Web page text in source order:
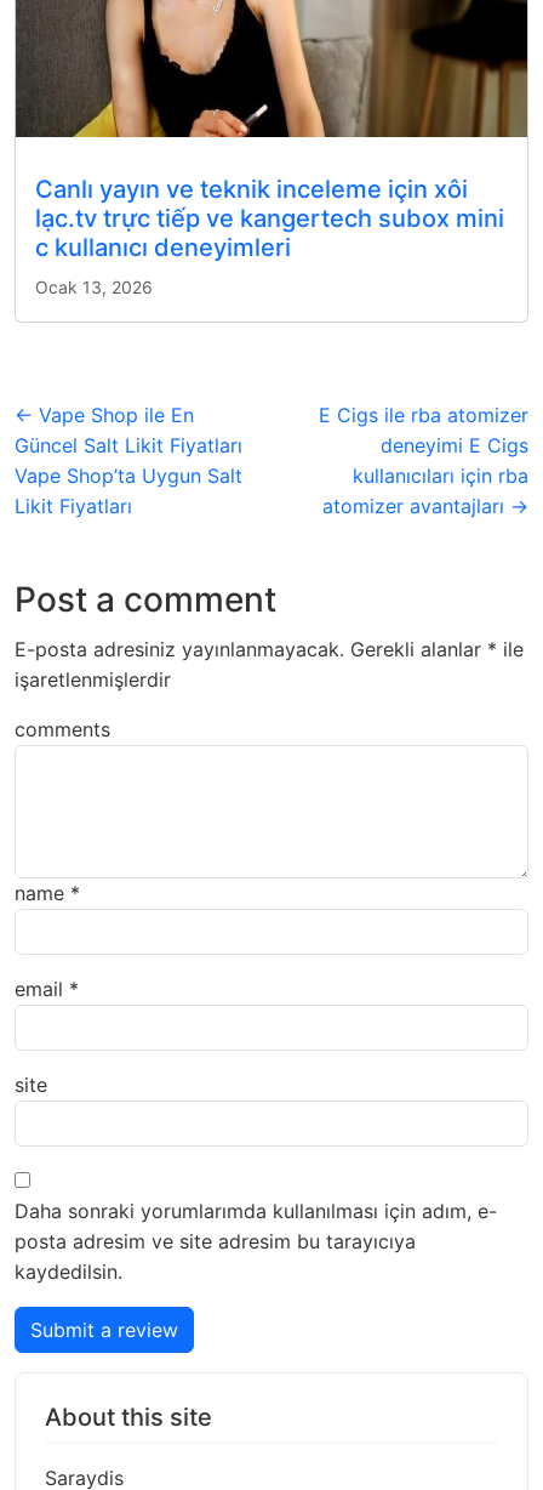
Canlı yayın ve teknik inceleme için xôi
lạc.tv trực tiếp ve kangertech subox mini
c kullanıcı deneyimleri
Ocak 13, 2026
← Vape Shop ile En
Güncel Salt Likit Fiyatları
Vape Shop’ta Uygun Salt
Likit Fiyatları
E Cigs ile rba atomizer
deneyimi E Cigs
kullanıcıları için rba
atomizer avantajları →
Post a comment
E-posta adresiniz yayınlanmayacak. Gerekli alanlar * ile
işaretlenmişlerdir
comments
name *
email *
site
Daha sonraki yorumlarımda kullanılması için adım, e-
posta adresim ve site adresim bu tarayıcıya
kaydedilsin.
Submit a review
About this site
Saraydis